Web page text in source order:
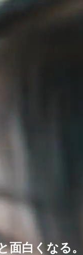
面白くなる。